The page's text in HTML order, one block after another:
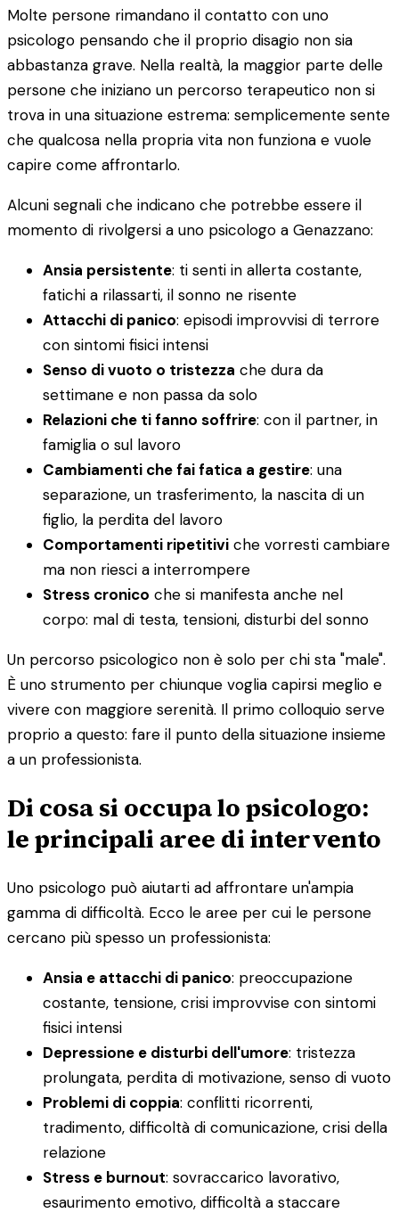
Molte persone rimandano il contatto con uno
psicologo pensando che il proprio disagio non sia
abbastanza grave. Nella realtà, la maggior parte delle
persone che iniziano un percorso terapeutico non si
trova in una situazione estrema: semplicemente sente
che qualcosa nella propria vita non funziona e vuole
capire come affrontarlo.
Alcuni segnali che indicano che potrebbe essere il
momento di rivolgersi a uno psicologo a Genazzano:
Ansia persistente: ti senti in allerta costante,
fatichi a rilassarti, il sonno ne risente
Attacchi di panico: episodi improvvisi di terrore
con sintomi fisici intensi
Senso di vuoto o tristezza che dura da
settimane e non passa da solo
Relazioni che ti fanno soffrire: con il partner, in
famiglia o sul lavoro
Cambiamenti che fai fatica a gestire: una
separazione, un trasferimento, la nascita di un
figlio, la perdita del lavoro
Comportamenti ripetitivi che vorresti cambiare
ma non riesci a interrompere
Stress cronico che si manifesta anche nel
corpo: mal di testa, tensioni, disturbi del sonno
Un percorso psicologico non è solo per chi sta "male".
È uno strumento per chiunque voglia capirsi meglio e
vivere con maggiore serenità. Il primo colloquio serve
proprio a questo: fare il punto della situazione insieme
a un professionista.
Di cosa si occupa lo psicologo:
le principali aree di intervento
Uno psicologo può aiutarti ad affrontare un'ampia
gamma di difficoltà. Ecco le aree per cui le persone
cercano più spesso un professionista:
Ansia e attacchi di panico: preoccupazione
costante, tensione, crisi improvvise con sintomi
fisici intensi
Depressione e disturbi dell'umore: tristezza
prolungata, perdita di motivazione, senso di vuoto
Problemi di coppia: conflitti ricorrenti,
tradimento, difficoltà di comunicazione, crisi della
relazione
Stress e burnout: sovraccarico lavorativo,
esaurimento emotivo, difficoltà a staccare